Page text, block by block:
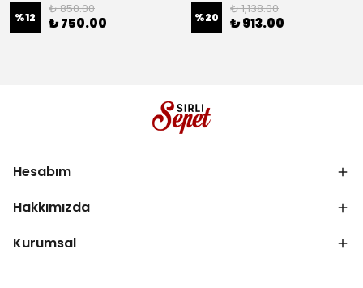
%12
₺ 850.00
₺ 750.00 %20
₺ 1,138.00
₺ 913.00
Hesabım
Hakkımızda
Kurumsal